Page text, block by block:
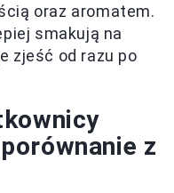
oraz aromatem.
smakują na
zjeść od razu po
z